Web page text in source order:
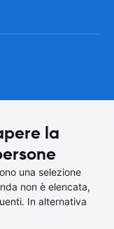
la
una selezione
non è elencata,
In alternativa